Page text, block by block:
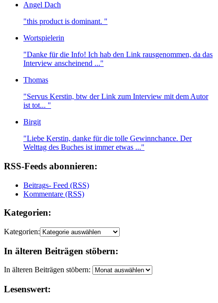
Angel Dach
"this product is dominant. "
Wortspielerin
"Danke für die Info! Ich hab den Link rausgenommen, da das
Interview anscheinend ..."
Thomas
"Servus Kerstin, btw der Link zum Interview mit dem Autor
ist tot... "
Birgit
"Liebe Kerstin, danke für die tolle Gewinnchance. Der
Welttag des Buches ist immer etwas ..."
RSS-Feeds abonnieren:
Beitrags- Feed (RSS)
Kommentare (RSS)
Kategorien:
Kategorien:
In älteren Beiträgen stöbern:
In älteren Beiträgen stöbern:
Lesenswert: